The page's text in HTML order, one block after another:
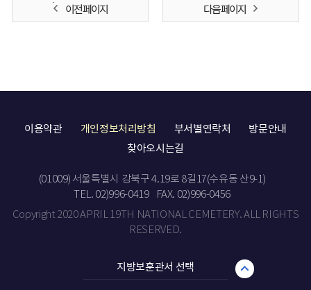
이전 페이지 다음 페이지
이용약관 개인정보처리방침 부서별연락처
방문안내
찾아오시는길
(01009) 서울특별시 강북구 4.19로 8길17(수유동 산9-1)
TEL. 02)996-0419
FAX. 02)996-0456
Copyright 2020 APRIL 19TH NATIONAL CEMETERY. ALL RIGHTS
RESERVED.
지방보훈관서 선택